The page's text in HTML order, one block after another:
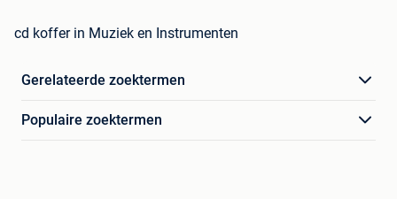
cd koffer in Muziek en Instrumenten
Gerelateerde zoektermen
Populaire zoektermen